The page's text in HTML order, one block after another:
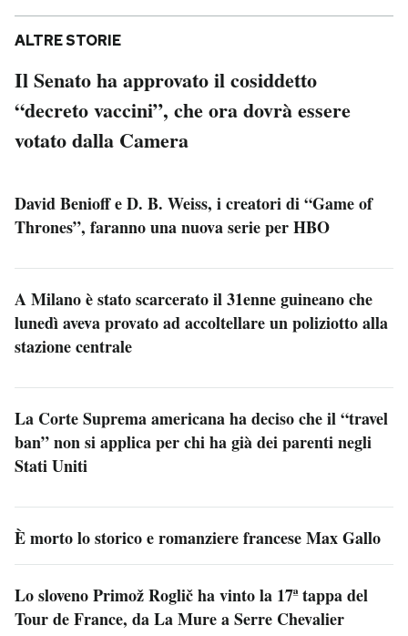
ALTRE STORIE
Il Senato ha approvato il cosiddetto
“decreto vaccini”, che ora dovrà essere
votato dalla Camera
David Benioff e D. B. Weiss, i creatori di “Game of
Thrones”, faranno una nuova serie per HBO
A Milano è stato scarcerato il 31enne guineano che
lunedì aveva provato ad accoltellare un poliziotto alla
stazione centrale
La Corte Suprema americana ha deciso che il “travel
ban” non si applica per chi ha già dei parenti negli
Stati Uniti
È morto lo storico e romanziere francese Max Gallo
Lo sloveno Primož Roglič ha vinto la 17ª tappa del
Tour de France, da La Mure a Serre Chevalier